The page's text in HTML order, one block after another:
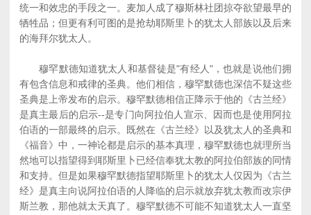
统一和效忠的手段之一。麦加人成了穆斯林社团掠夺欲望最早的
牺牲品；但更有利可图的是抢劫耶斯里卜的犹太人部族以及后来
的海拜尔犹太人。
穆罕默德知道犹太人和基督徒是"有经人"，也就是说他们拥
有包含信息和戒律的圣典。他们相信，穆罕默德也深信不疑这些
圣典是上帝发布的启示。穆罕默德相信正降示于他的《古兰经》
是真主最后的启示--是专门向阿拉伯人宣示、因而也是使用阿拉
伯语的一部最终的启示。既然在《古兰经》以及犹太人的圣典和
《福音》中，一神论都是启示的基本真理，穆罕默德也就理所当
然地可以指望得到耶斯里卜已经信奉犹太教的阿拉伯部族的同情
和支持。但是如果穆罕默德指望耶斯里卜的犹太人仅因为《古兰
经》是真主向说阿拉伯语的人降临的启示就放弃犹太教而改宗伊
斯兰教，那他就太天真了。穆罕默德不可能不知道犹太人一直坚